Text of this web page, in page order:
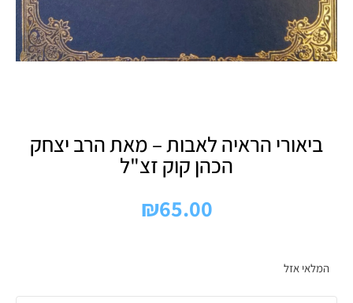
ביאורי הראיה לאבות – מאת הרב יצחק
הכהן קוק זצ"ל
₪65.00
המלאי אזל